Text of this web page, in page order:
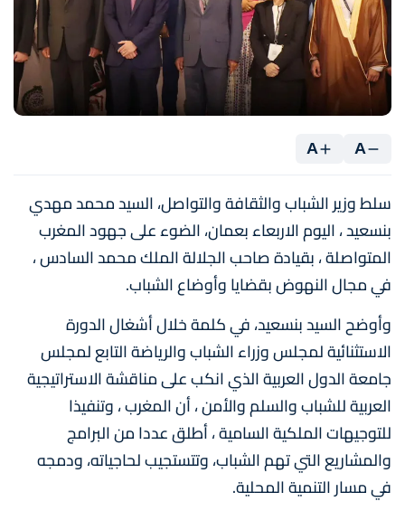
A
A
سلط وزير الشباب والثقافة والتواصل، السيد محمد مهدي
بنسعيد ، اليوم الاربعاء بعمان، الضوء على جهود المغرب
المتواصلة ، بقيادة صاحب الجلالة الملك محمد السادس ،
في مجال النهوض بقضايا وأوضاع الشباب.
وأوضح السيد بنسعيد، في كلمة خلال أشغال الدورة
الاستثنائية لمجلس وزراء الشباب والرياضة التابع لمجلس
جامعة الدول العربية الذي انكب على مناقشة الاستراتيجية
العربية للشباب والسلم والأمن ، أن المغرب ، وتنفيذا
للتوجيهات الملكية السامية ، أطلق عددا من البرامج
والمشاريع التي تهم الشباب، وتتستجيب لحاجياته، ودمجه
في مسار التنمية المحلية.